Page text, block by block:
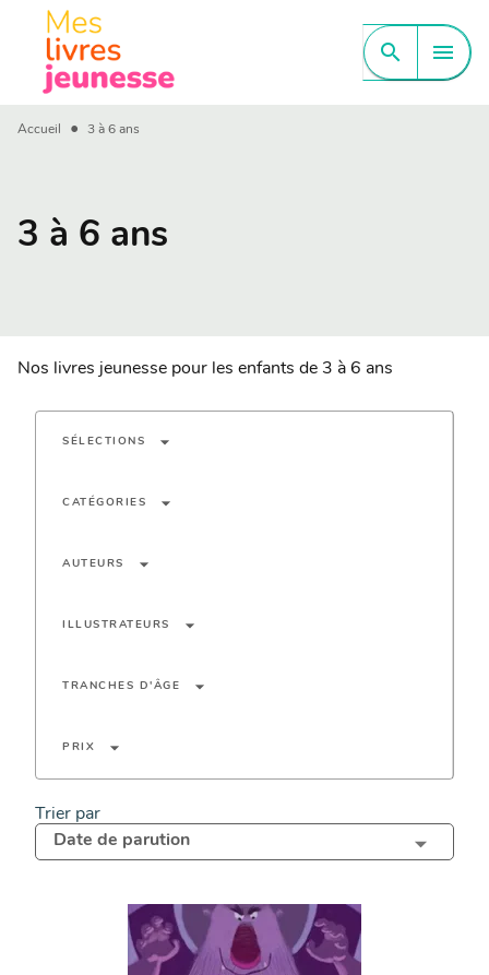
MENU CONTENU
PIED DE PAGE
search menu
Accueil • 3 à 6 ans
3 à 6 ans
Nos livres jeunesse pour les enfants de 3 à 6 ans
SÉLECTIONS arrow_drop_down
CATÉGORIES arrow_drop_down
AUTEURS arrow_drop_down
ILLUSTRATEURS arrow_drop_down
TRANCHES D'ÂGE arrow_drop_down
PRIX arrow_drop_down
Trier par
Date de parution